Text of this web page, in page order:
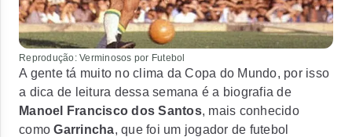
Reprodução: Verminosos por Futebol
A gente tá muito no clima da Copa do Mundo, por isso
a dica de leitura dessa semana é a biografia de
Manoel Francisco dos Santos, mais conhecido
comoGarrincha, que foi um jogador de futebol